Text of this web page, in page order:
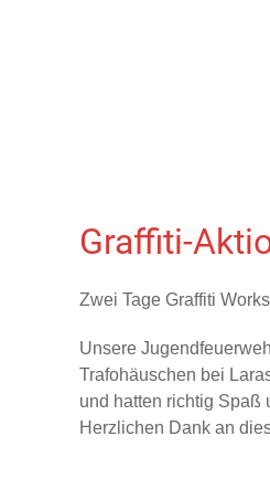
Graffiti-
Zwei Tage Graffiti
Unsere
Trafohäuschen bei
und hatten richtig Spaß
Herzlichen Dank an